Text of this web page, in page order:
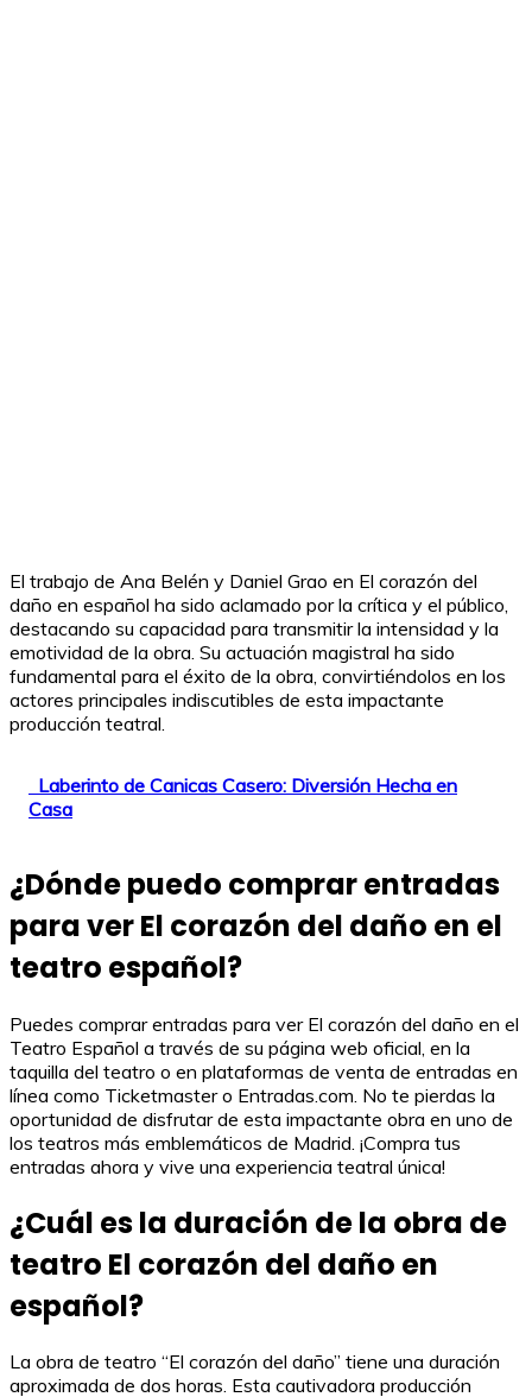
El trabajo de Ana Belén y Daniel Grao en El corazón del
daño en español ha sido aclamado por la crítica y el público,
destacando su capacidad para transmitir la intensidad y la
emotividad de la obra. Su actuación magistral ha sido
fundamental para el éxito de la obra, convirtiéndolos en los
actores principales indiscutibles de esta impactante
producción teatral.
Laberinto de Canicas Casero: Diversión Hecha en
Casa
¿Dónde puedo comprar entradas
para ver El corazón del daño en el
teatro español?
Puedes comprar entradas para ver El corazón del daño en el
Teatro Español a través de su página web oficial, en la
taquilla del teatro o en plataformas de venta de entradas en
línea como Ticketmaster o Entradas.com. No te pierdas la
oportunidad de disfrutar de esta impactante obra en uno de
los teatros más emblemáticos de Madrid. ¡Compra tus
entradas ahora y vive una experiencia teatral única!
¿Cuál es la duración de la obra de
teatro El corazón del daño en
español?
La obra de teatro “El corazón del daño” tiene una duración
aproximada de dos horas. Esta cautivadora producción